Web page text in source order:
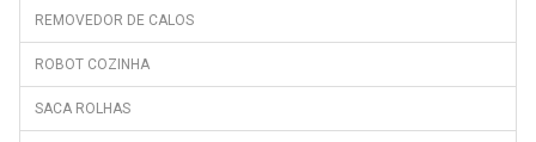
REMOVEDOR DE CALOS
ROBOT COZINHA
SACA ROLHAS